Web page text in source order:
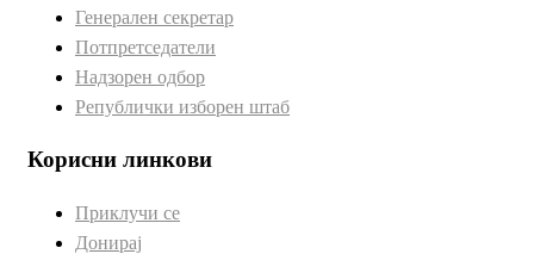
Генерален секретар
Потпретседатели
Надзорен одбор
Републички изборен штаб
Корисни линкови
Приклучи се
Донирај